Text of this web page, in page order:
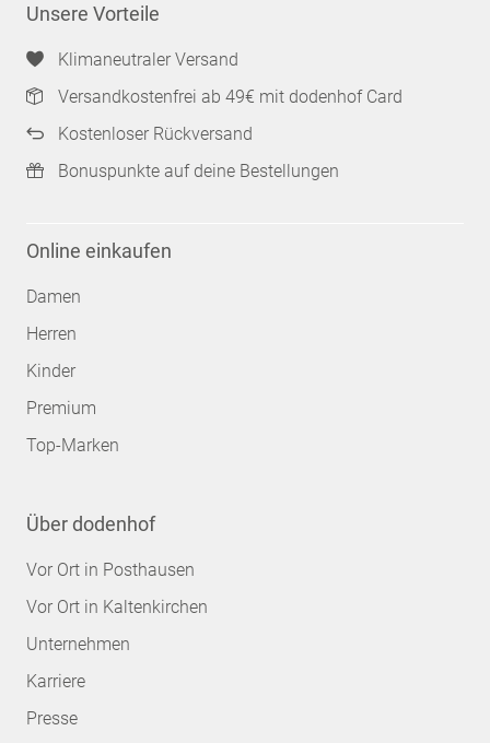
Unsere Vorteile
Klimaneutraler Versand
Versandkostenfrei ab 49€ mit dodenhof Card
Kostenloser Rückversand
Bonuspunkte auf deine Bestellungen
Online einkaufen
Damen
Herren
Kinder
Premium
Top-Marken
Über dodenhof
Vor Ort in Posthausen
Vor Ort in Kaltenkirchen
Unternehmen
Karriere
Presse